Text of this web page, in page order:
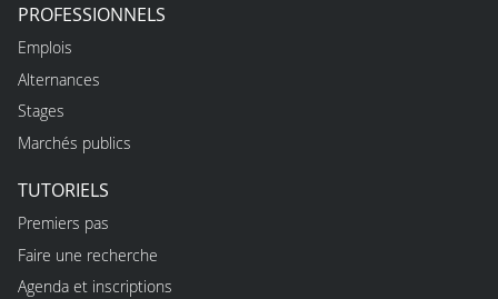
PROFESSIONNELS
Emplois
Alternances
Stages
Marchés publics
TUTORIELS
Premiers pas
Faire une recherche
Agenda et inscriptions